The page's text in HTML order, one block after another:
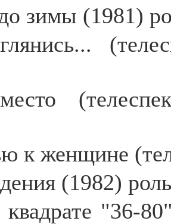
зимы (1981)
к женщине
(1982)
"36-